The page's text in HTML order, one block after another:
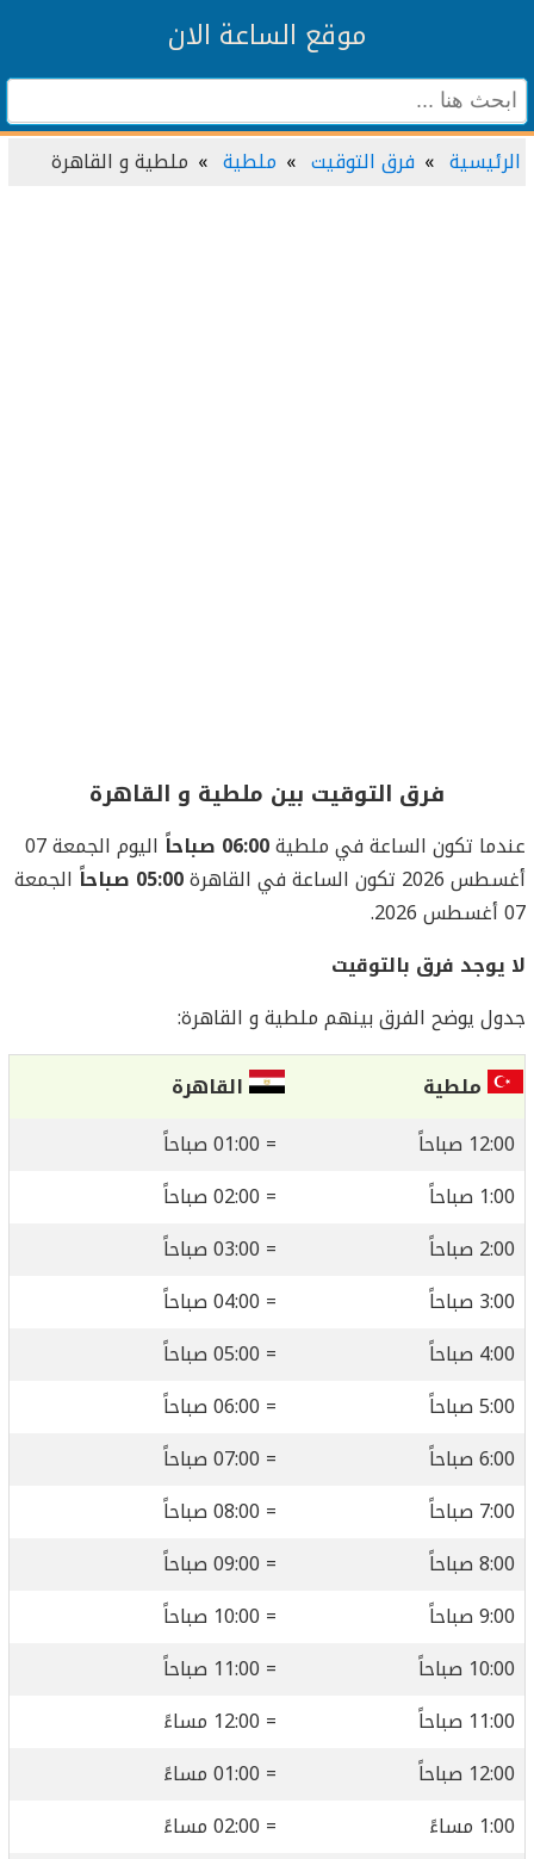
موقع الساعة الان
الرئيسية فرق التوقيت ملطية ملطية و القاهرة
فرق التوقيت بين ملطية و القاهرة
عندما تكون الساعة في ملطية06:00 صباحاً
اليوم الجمعة 07
أغسطس 2026 تكون الساعة في القاهرة
05:00 صباحاً
الجمعة
07 أغسطس 2026.
لا يوجد فرق بالتوقيت
جدول يوضح الفرق بينهم ملطية و القاهرة:
ملطية
القاهرة
12:00 صباحاً
= 01:00 صباحاً
1:00 صباحاً
= 02:00 صباحاً
2:00 صباحاً
= 03:00 صباحاً
3:00 صباحاً
= 04:00 صباحاً
4:00 صباحاً
= 05:00 صباحاً
5:00 صباحاً
= 06:00 صباحاً
6:00 صباحاً
= 07:00 صباحاً
7:00 صباحاً
= 08:00 صباحاً
8:00 صباحاً
= 09:00 صباحاً
9:00 صباحاً
= 10:00 صباحاً
10:00 صباحاً
= 11:00 صباحاً
11:00 صباحاً
= 12:00 مساءً
12:00 صباحاً
= 01:00 مساءً
1:00 مساءً
= 02:00 مساءً